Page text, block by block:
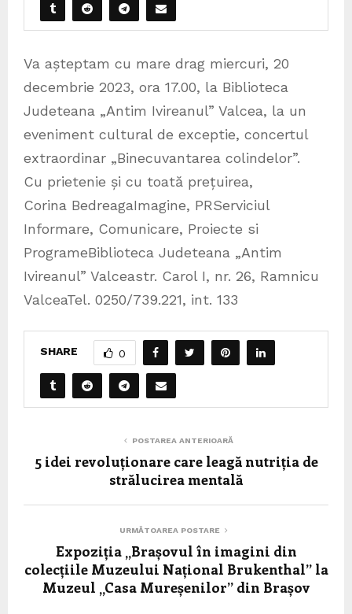
Va așteptam cu mare drag miercuri, 20
decembrie 2023, ora 17.00, la Biblioteca
Judeteana „Antim Ivireanul” Valcea, la un
eveniment cultural de exceptie, concertul
extraordinar „Binecuvantarea colindelor”.
Cu prietenie și cu toată prețuirea,
Corina BedreagaImagine, PRServiciul
Informare, Comunicare, Proiecte si
ProgrameBiblioteca Judeteana „Antim
Ivireanul” Valceastr. Carol I, nr. 26, Ramnicu
ValceaTel. 0250/739.221, int. 133
SHARE 0
POSTAREA ANTERIOARĂ
5 idei revoluționare care leagă nutriția de
strălucirea mentală
URMĂTOAREA POSTARE
Expoziția „Brașovul în imagini din
colecțiile Muzeului Național Brukenthal” la
Muzeul „Casa Mureșenilor” din Brașov